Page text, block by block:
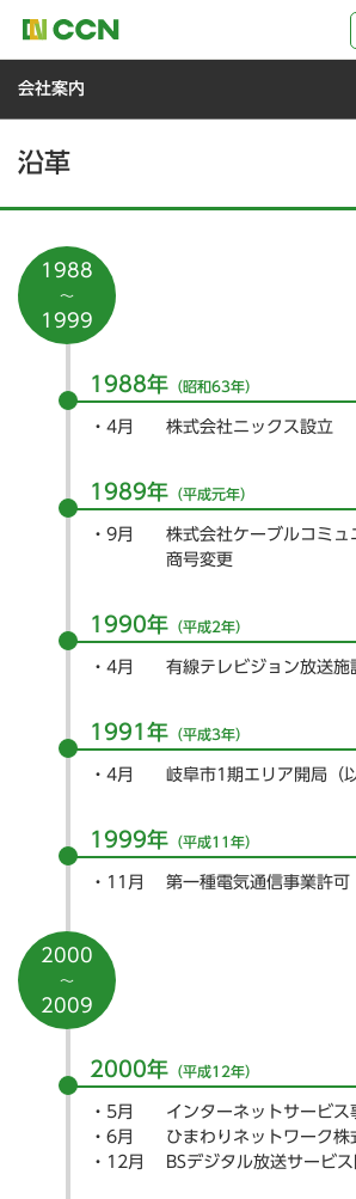
会社案内
沿革
1988
～
1999
1988年 （昭和63年）
4月 株式会社ニックス設立
1989年 （平成元年）
9月
株式会社ケーブルコミュ
商号変更
1990年 （平成2年）
4月 有線テレビジョン放送施
1991年 （平成3年）
4月 岐阜市1期エリア開局（
1999年 （平成11年）
11月 第一種電気通信事業許可
2000
～
2009
2000年 （平成12年）
5月
インターネットサービス
6月
ひまわりネットワーク
12月
BSデジタル放送サービ